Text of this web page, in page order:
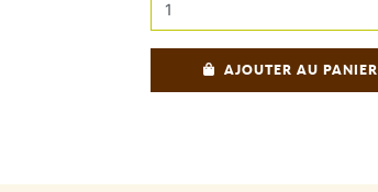
AJOUTER AU PANIER